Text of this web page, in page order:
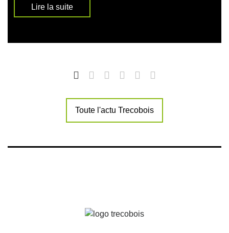
Lire la suite
Toute l'actu Trecobois